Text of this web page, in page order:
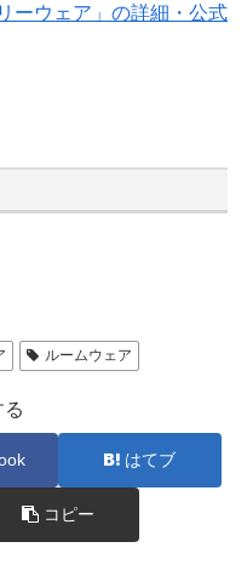
ーウェア」の詳細・公式
ルームウェア
る
はてブ
コピー